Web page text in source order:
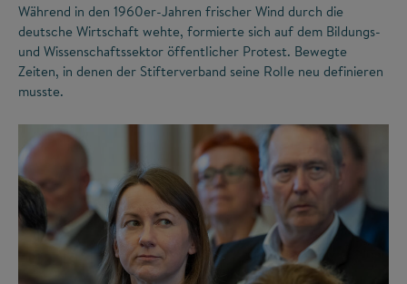
Während in den 1960er-Jahren frischer Wind durch die
deutsche Wirtschaft wehte, formierte sich auf dem Bildungs-
und Wissenschaftssektor öffentlicher Protest. Bewegte
Zeiten, in denen der Stifterverband seine Rolle neu definieren
musste.